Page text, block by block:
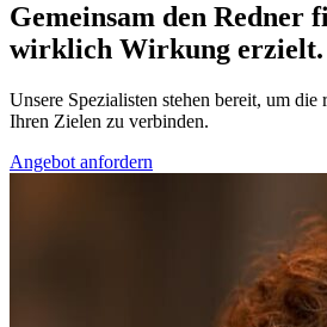
Gemeinsam den Redner
wirklich Wirkung erzielt.
Unsere Spezialisten stehen bereit, um
Ihren Zielen zu verbinden.
Angebot anfordern